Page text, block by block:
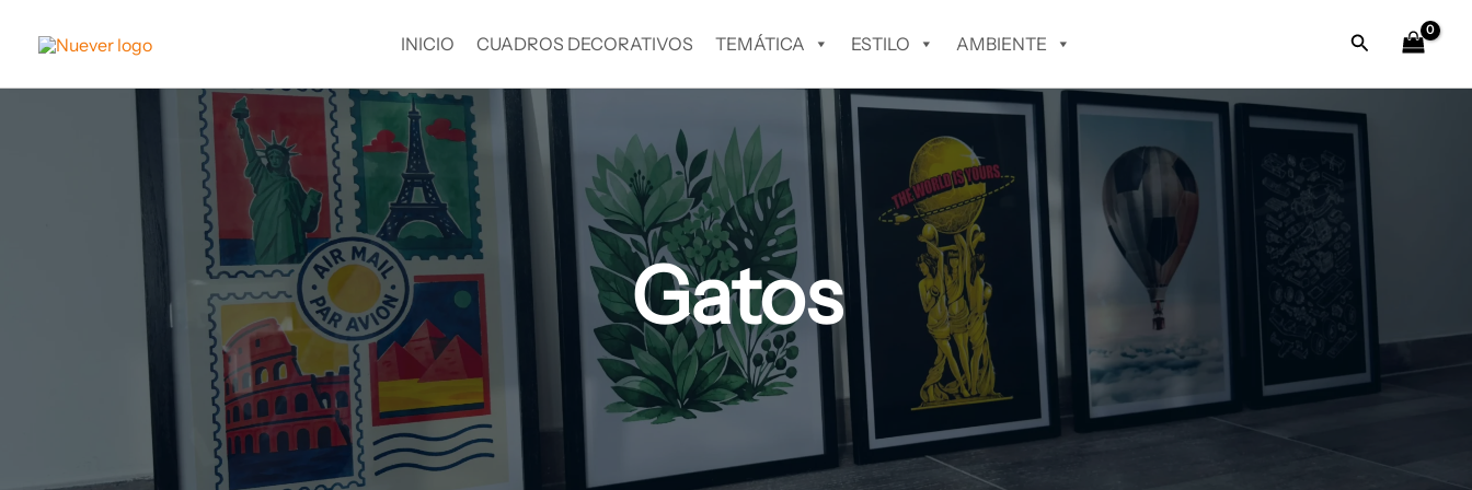
INICIO CUADROS DECORATIVOS TEMÁTICA ESTILO AMBIENTE Buscar
Gatos